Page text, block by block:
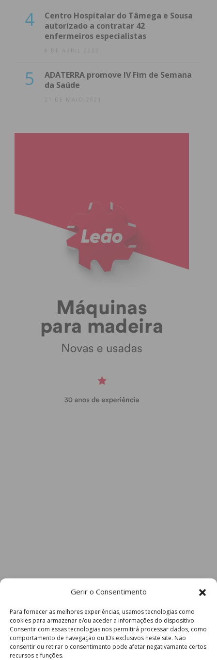
Gerir o Consentimento
Para fornecer as melhores experiências, usamos tecnologias como
cookies para armazenar e/ou aceder a informações do dispositivo.
Consentir com essas tecnologias nos permitirá processar dados, como
comportamento de navegação ou IDs exclusivos neste site. Não
consentir ou retirar o consentimento pode afetar negativamante certos
recursos e funções.
4
Centro Hospitalar do Tâmega e Sousa
autorizado a contratar 42
enfermeiros especialistas
8 DE ABRIL 2022
5
ADATERRA promove IV Fim de Semana
da Saúde
21 DE MAIO 2021